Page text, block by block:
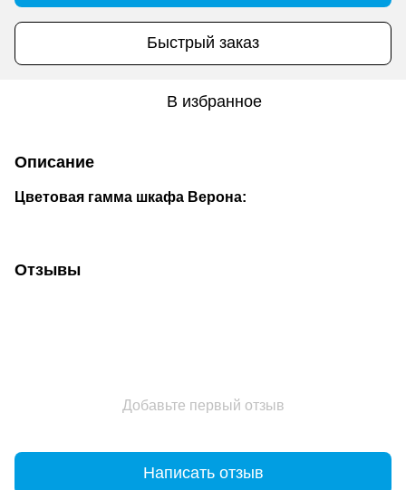
Быстрый заказ
В избранное
Описание
Цветовая гамма шкафа Верона:
Отзывы
Добавьте первый отзыв
Написать отзыв